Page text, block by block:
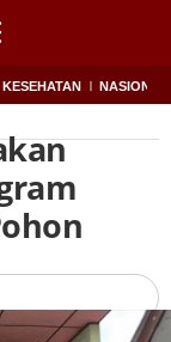
KESEHATAN NASIONAL